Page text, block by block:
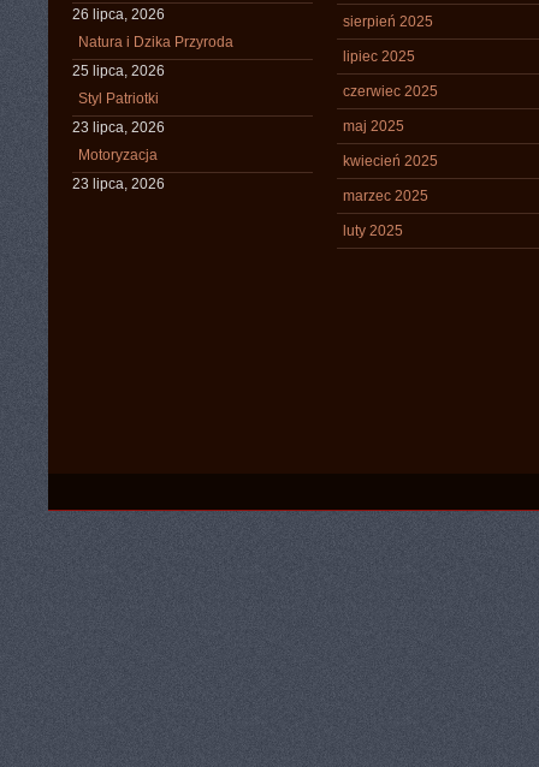
26 lipca, 2026
Natura i Dzika Przyroda
25 lipca, 2026
Styl Patriotki
23 lipca, 2026
Motoryzacja
23 lipca, 2026
sierpień 2025
lipiec 2025
czerwiec 2025
maj 2025
kwiecień 2025
marzec 2025
luty 2025